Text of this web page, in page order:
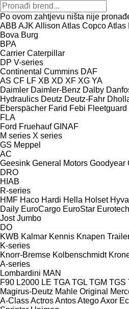
Po ovom zahtjevu ništa nije
ABB AJK Allison Atlas CopcoAtlas
Bova Burg
BPA
Carrier Caterpillar
DP V-series
Continental Cummins DAF
AS CF LF XB XD XF XG YA
Daimler Daimler-Benz Dalby
Hydraulics Deutz Deutz-Fahr
Eberspächer Farid Febi Fleetguard
FLA
Ford Fruehauf GINAF
M series X series
GS Meppel
AC
Geesink General Motors Goodyear
DRO
HIAB
R-series
HMF Haco Hardi Hella Holset Hyva
Daily EuroCargo EuroStar Eurotech
Jost Jumbo
DO
KWB Kalmar Kennis Knapen
K-series
Knorr-Bremse Kolbenschmidt
A-series
Lombardini MAN
F90 L2000 LE TGA TGL TGM TGS
Magirus-Deutz Mahle Original
A-ClassActrosAntosAtegoAxor